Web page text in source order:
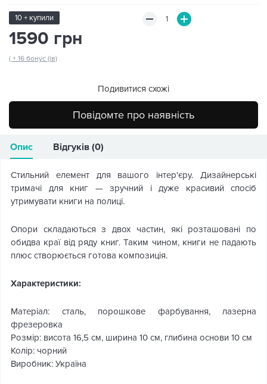
10 + купили
1590 грн
( + 16 бонус (ів)
Подивитися схожі
Повідомте про наявність
Опис Відгуків (0)
Стильний елемент для вашого інтер'єру. Дизайнерські
тримачі для книг — зручний і дуже красивий спосіб
утримувати книги на полиці.
Опори складаються з двох частин, які розташовані по
обидва краї від ряду книг. Таким чином, книги не падають
плюс створюється готова композиція.
Характеристики:
Матеріал: сталь, порошкове фарбування, лазерна
фрезеровка
Розмір: висота 16,5 см, ширина 10 см, глибина основи 10 см
Колір: чорний
Виробник: Україна